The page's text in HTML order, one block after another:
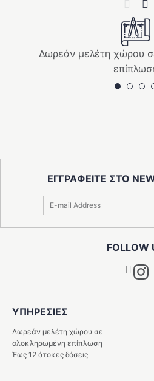
Δωρεάν μελέτη χώρου
FOLLOW
ΕΓΓΡΑΦΕΙΤΕ ΣΤΟ
ΥΠΗΡΕΣIΕΣ
Δωρεάν μελέτη χώρου σε
ολοκληρωμένη επίπλωση
Έως 12 άτοκες δόσεις